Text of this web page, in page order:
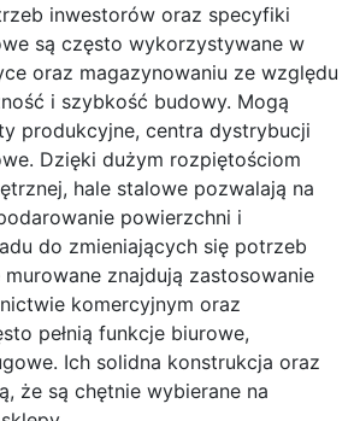
inwestorów oraz specyfiki
są często wykorzystywane w
oraz magazynowaniu ze względu
i szybkość budowy. Mogą
produkcyjne, centra dystrybucji
Dzięki dużym rozpiętościom
hale stalowe pozwalają na
powierzchni i
do zmieniających się potrzeb
znajdują zastosowanie
komercyjnym oraz
pełnią funkcje biurowe,
Ich solidna konstrukcja oraz
że są chętnie wybierane na